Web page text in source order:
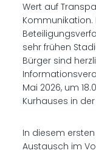
Wert auf
Kommunikation.
sehr frühen
Bürger sind
Mai 2026, um
Kurhauses in
In diesem
Austausch im